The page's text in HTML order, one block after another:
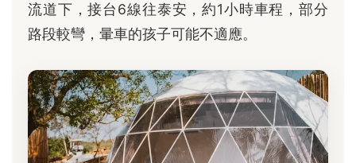
流道下，接台6線往泰安，約1小時車程，部分
路段較彎，暈車的孩子可能不適應。